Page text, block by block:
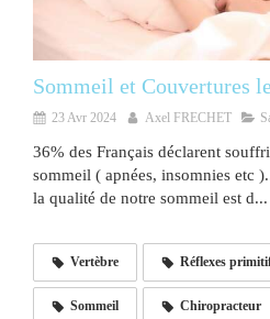
Sommeil et Couvertures
23 Avr 2024 Axel FRECHET
36% des Français déclarent
sommeil ( apnées, insomnies etc
la qualité de notre sommeil est d...
Vertèbre Réflexes
Sommeil Chiropracteur